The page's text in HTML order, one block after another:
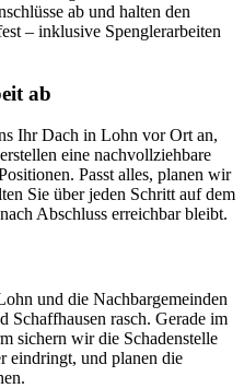
ab und halten den
– inklusive Spenglerarbeiten
ab
Ihr Dach in Lohn vor Ort an,
eine nachvollziehbare
Passt alles, planen wir
Sie über jeden Schritt auf dem
Abschluss erreichbar bleibt.
und die Nachbargemeinden
Schaffhausen rasch. Gerade im
sichern wir die Schadenstelle
eindringt, und planen die